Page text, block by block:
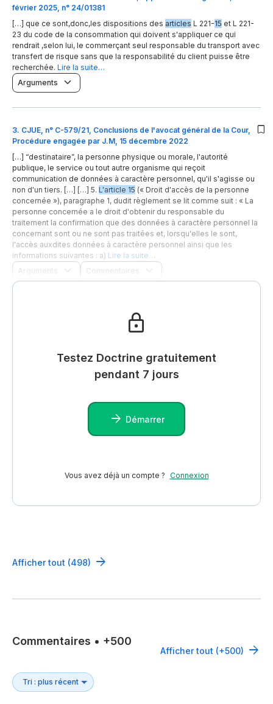
février 2025, n° 24/01381
[…] que ce sont,donc,les dispositions des articles L 221-15 et L 221-
23 du code de la consommation qui doivent s'appliquer ce qui
rendrait ,selon lui, le commerçant seul responsable du transport avec
transfert de risque sans que la responsabilité du client puisse être
recherchée. Lire la suite…
Arguments
3. CJUE, n° C-579/21, Conclusions de l'avocat général de la Cour,
Procédure engagée par J.M, 15 décembre 2022
[…] “destinataire”, la personne physique ou morale, l'autorité
publique, le service ou tout autre organisme qui reçoit
communication de données à caractère personnel, qu'il s'agisse ou
non d'un tiers. […] […] 5. L'article 15 (« Droit d'accès de la personne
concernée »), paragraphe 1, dudit règlement se lit comme suit : « La
personne concernée a le droit d'obtenir du responsable du
traitement la confirmation que des données à caractère personnel la
concernant sont ou ne sont pas traitées et, lorsqu'elles le sont,
l'accès auxdites données à caractère personnel ainsi que les
informations suivantes : a) Lire la suite…
Arguments
Commentaires
Testez Doctrine gratuitement
pendant 7 jours
Démarrer
Vous avez déjà un compte ? Connexion
Afficher tout (498)
Commentaires • +500
Afficher tout (+500)